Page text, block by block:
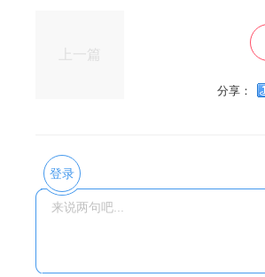
上一篇
分享：
登录